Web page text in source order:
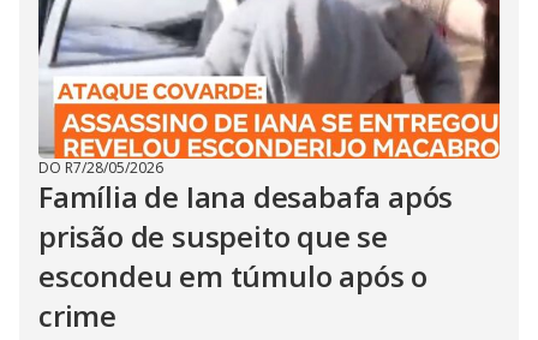
DO R7/28/05/2026
Família de Iana desabafa após
prisão de suspeito que se
escondeu em túmulo após o
crime